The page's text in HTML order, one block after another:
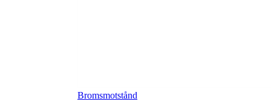
Bromsmotstånd